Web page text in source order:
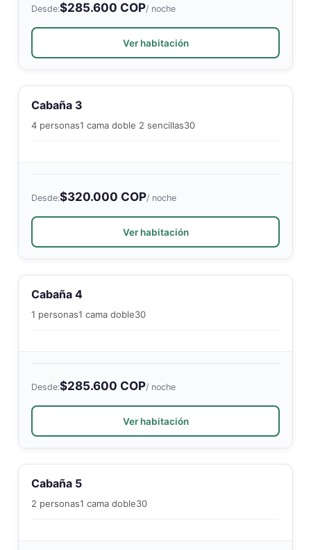
Desde:$285.600 COP/ noche
Ver habitación
Cabaña 3
4 personas1 cama doble 2 sencillas30
Desde:$320.000 COP/ noche
Ver habitación
Cabaña 4
1 personas1 cama doble30
Desde:$285.600 COP/ noche
Ver habitación
Cabaña 5
2 personas1 cama doble30